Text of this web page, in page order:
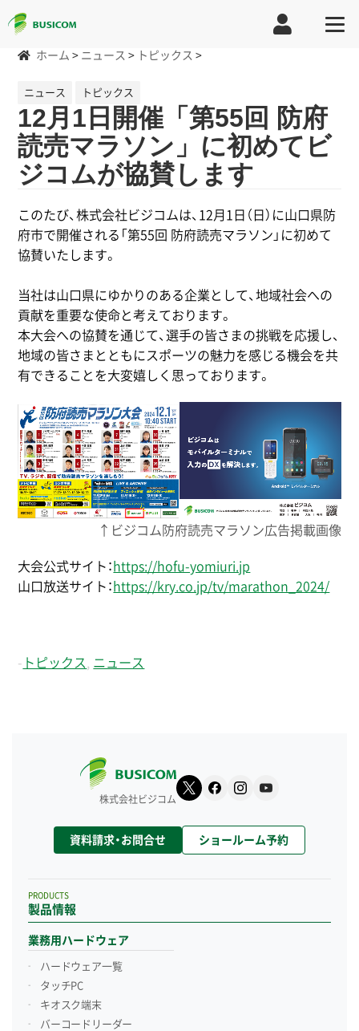
ホーム > ニュース > トピックス >
ニュース トピックス
12月1日開催「第55回 防府
読売マラソン」に初めてビ
ジコムが協賛します
このたび、株式会社ビジコムは、12月1日（日）に山口県防
府市で開催される「第55回 防府読売マラソン」に初めて
協賛いたします。
当社は山口県にゆかりのある企業として、地域社会への
貢献を重要な使命と考えております。
本大会への協賛を通じて、選手の皆さまの挑戦を応援し、
地域の皆さまとともにスポーツの魅力を感じる機会を共
有できることを大変嬉しく思っております。
↑ビジコム防府読売マラソン広告掲載画像
大会公式サイト： https://hofu-yomiuri.jp
山口放送サイト： https://kry.co.jp/tv/marathon_2024/
- トピックス ニュース
株式会社ビジコム
資料請求・お問合せ ショールーム予約
製品情報
PRODUCTS
業務用ハードウェア
ハードウェア一覧
タッチPC
キオスク端末
バーコードリーダー